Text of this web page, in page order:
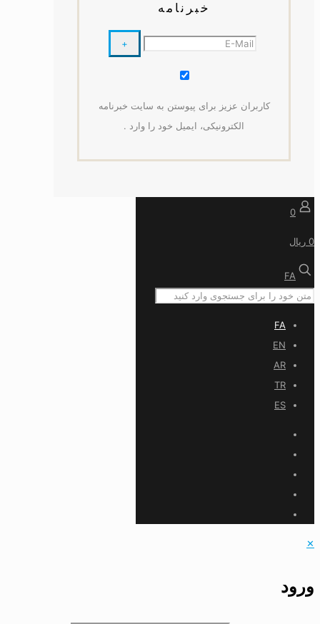
خبرنامه
کاربران عزیز برای پیوستن به سایت خبرنامه
الکترونیکی، ایمیل خود را وارد .
0
0 ریال
FA
FA
EN
AR
TR
ES
✕
ورود